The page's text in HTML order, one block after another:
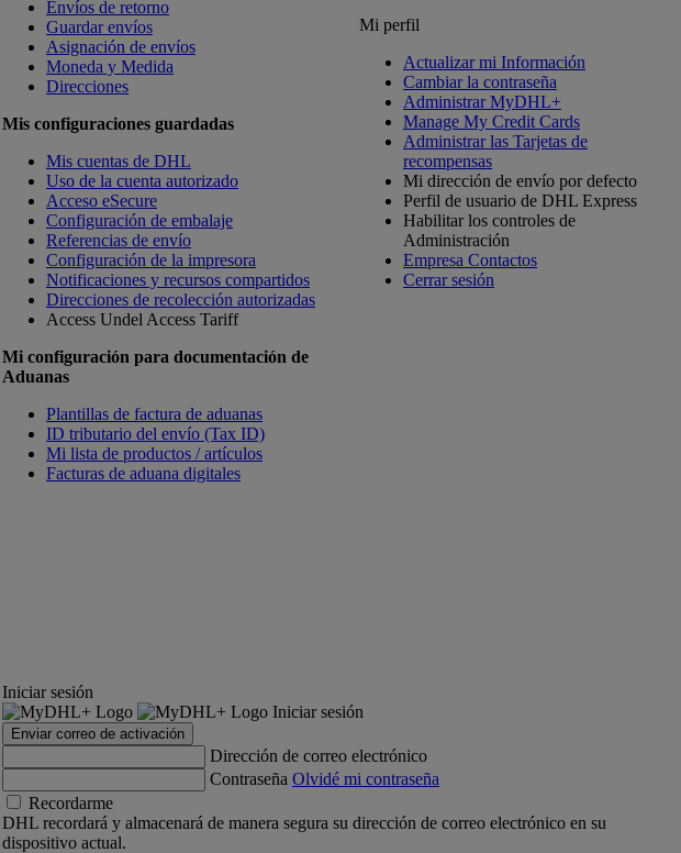
Envíos de retorno
Guardar envíos
Asignación de envíos
Moneda y Medida
Direcciones
Mis configuraciones guardadas
Mis cuentas de DHL
Uso de la cuenta autorizado
Acceso eSecure
Configuración de embalaje
Referencias de envío
Configuración de la impresora
Notificaciones y recursos compartidos
Direcciones de recolección autorizadas
Access Undel Access Tariff
Mi configuración para documentación de
Aduanas
Plantillas de factura de aduanas
ID tributario del envío (Tax ID)
Mi lista de productos / artículos
Facturas de aduana digitales
Mi perfil
Actualizar mi Información
Cambiar la contraseña
Administrar MyDHL+
Manage My Credit Cards
Administrar las Tarjetas de
recompensas
Mi dirección de envío por defecto
Perfil de usuario de DHL Express
Habilitar los controles de
Administración
Empresa Contactos
Cerrar sesión
Iniciar sesión
Iniciar sesión
Enviar correo de activación
Dirección de correo electrónico
Contraseña Olvidé mi contraseña
Recordarme
DHL recordará y almacenará de manera segura su dirección de correo electrónico en su
dispositivo actual.